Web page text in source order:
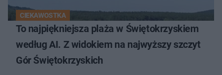
CIEKAWOSTKA
To najpiękniejsza plaża w Świętokrzyskiem
według AI. Z widokiem na najwyższy szczyt
Gór Świętokrzyskich